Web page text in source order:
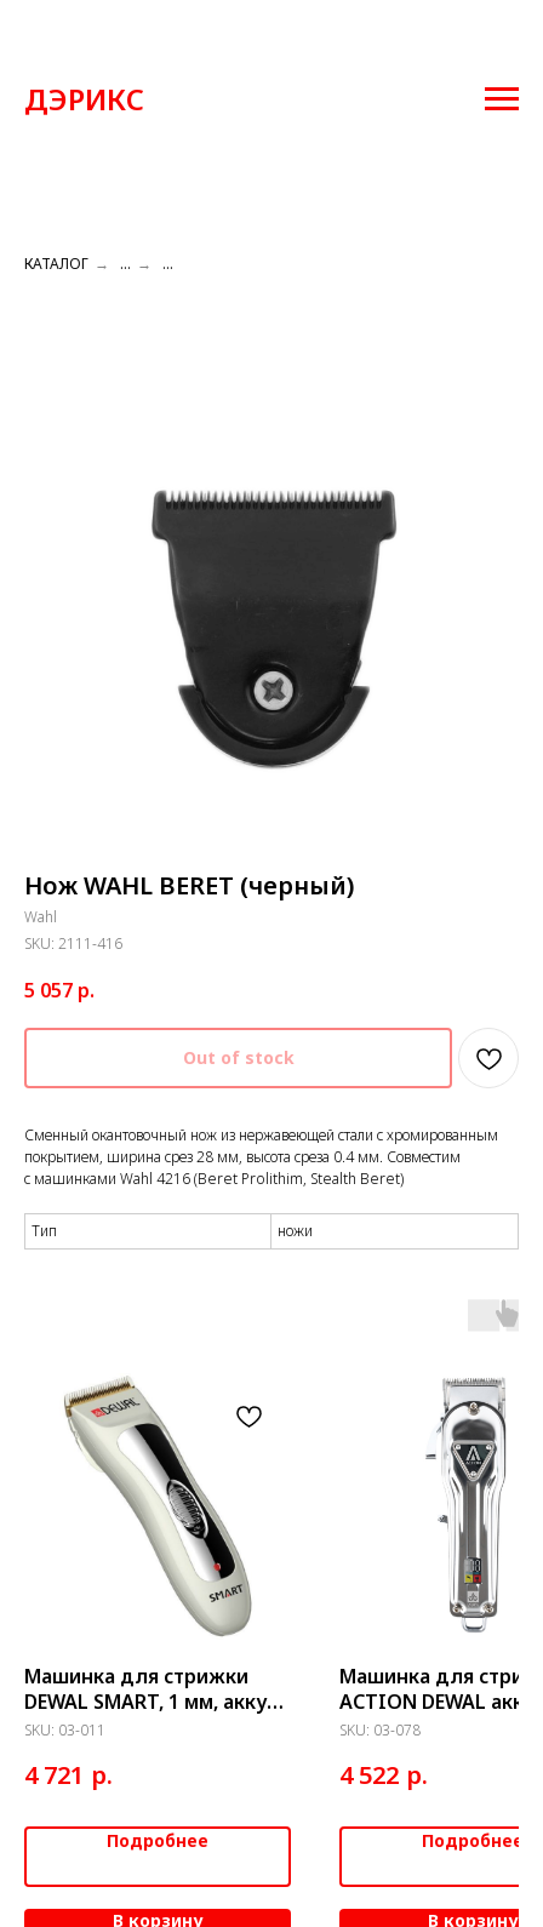
ДЭРИКС
КАТАЛОГ → ... → ...
Нож WAHL BERET (черный)
Wahl
SKU: 2111-416
5 057 р.
Out of stock
Сменный окантовочный нож из нержавеющей стали с хромированным
покрытием, ширина срез 28 мм, высота среза 0.4 мм. Совместим
с машинками Wahl 4216 (Beret Prolithim, Stealth Beret)
Тип ножи
Машинка для стрижки
DEWAL SMART, 1 мм, аккум/
сетевая,(4 нас.)
SKU: 03-011
4 721 р.
Подробнее
В корзину
Машинка для
ACTION DEWAL
сетев. 5500об/мин
SKU: 03-078
4 522 р.
Подробнее
В корзину